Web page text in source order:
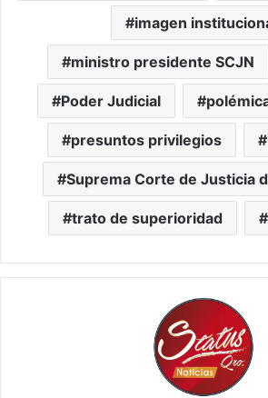
imagen
ministro presidente SCJN
Poder Judicial
presuntos privilegios
Suprema Corte de Justicia
trato de superioridad